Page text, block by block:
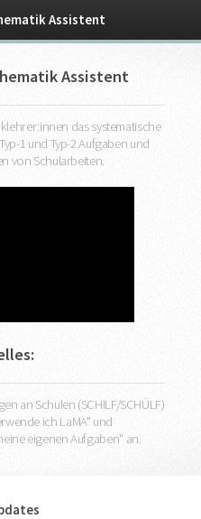
Assistent
das systematische
1 und Typ-2 Aufgaben und
von Schularbeiten.
an Schulen (SCHILF/SCHÜLF)
ich LaMA" und
eigenen Aufgaben" an.
Assistent